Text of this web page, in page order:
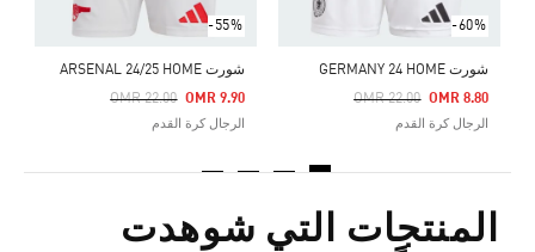
-60%
شورت GERMANY 24 HOME
Price Reduced From
OMR 22.00
To OMR 8.80
الرجال كرة القدم
-55%
شورت ARSENAL 24/25 HOME
Price Reduced From
OMR 22.00
To OMR 9.90
الرجال كرة القدم
المنتجات التي شوهدت